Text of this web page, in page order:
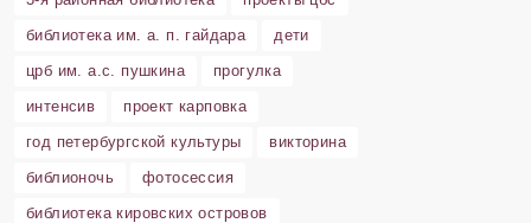
библиотека им. а. п. гайдара
дети
црб им. а.с. пушкина
прогулка
интенсив
проект карповка
год петербургской культуры
викторина
библионочь
фотосессия
библиотека кировских островов